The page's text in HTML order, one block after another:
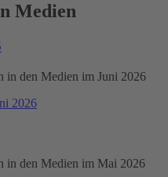
Medien
in den Medien im Juni 2026
2026
in den Medien im Mai 2026